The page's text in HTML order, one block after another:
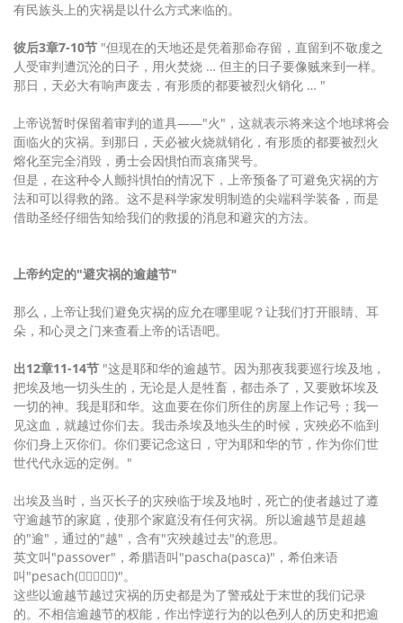
有民族头上的灾祸是以什么方式来临的。
彼后3章7-10节 "但现在的天地还是凭着那命存留，直留到不敬虔之
人受审判遭沉沦的日子，用火焚烧 … 但主的日子要像贼来到一样。
那日，天必大有响声废去，有形质的都要被烈火销化 … "
上帝说暂时保留着审判的道具——"火"，这就表示将来这个地球将会
面临火的灾祸。到那日，天必被火烧就销化，有形质的都要被烈火
熔化至完全消毁，勇士会因惧怕而哀痛哭号。
但是，在这种令人颤抖惧怕的情况下，上帝预备了可避免灾祸的方
法和可以得救的路。这不是科学家发明制造的尖端科学装备，而是
借助圣经仔细告知给我们的救援的消息和避灾的方法。
上帝约定的"避灾祸的逾越节"
那么，上帝让我们避免灾祸的应允在哪里呢？让我们打开眼睛、耳
朵，和心灵之门来查看上帝的话语吧。
出12章11-14节 "这是耶和华的逾越节。因为那夜我要巡行埃及地，
把埃及地一切头生的，无论是人是牲畜，都击杀了，又要败坏埃及
一切的神。我是耶和华。这血要在你们所住的房屋上作记号；我一
见这血，就越过你们去。我击杀埃及地头生的时候，灾殃必不临到
你们身上灭你们。你们要记念这日，守为耶和华的节，作为你们世
世代代永远的定例。"
出埃及当时，当灭长子的灾殃临于埃及地时，死亡的使者越过了遵
守逾越节的家庭，使那个家庭没有任何灾祸。所以逾越节是超越
的"逾"，通过的"越"，含有"灾殃越过去"的意思。
英文叫"passover"，希腊语叫"pascha(pasca)"，希伯来语
叫"pesach()"。
这些以逾越节越过灾祸的历史都是为了警戒处于末世的我们记录
的。不相信逾越节的权能，作出悖逆行为的以色列人的历史和把逾